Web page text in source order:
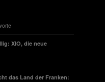
XIO, die neue
das Land der Franken: